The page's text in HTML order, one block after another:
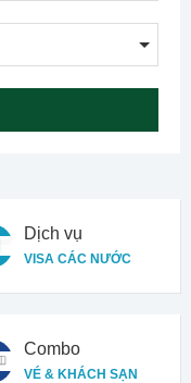
Dịch vụ
VISA CÁC NƯỚC
Combo
VÉ & KHÁCH SẠN